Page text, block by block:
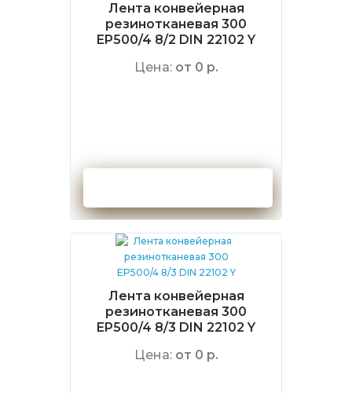
Лента конвейерная
резинотканевая 300
EP500/4 8/2 DIN 22102 Y
Цена: от 0 р.
Лента конвейерная
резинотканевая 300
EP500/4 8/3 DIN 22102 Y
Цена: от 0 р.